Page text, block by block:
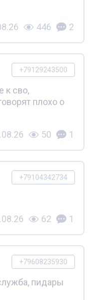
446 2
+79129243500
к сво,
плохо о
50 1
+79104342734
62 1
+79608235930
пидары